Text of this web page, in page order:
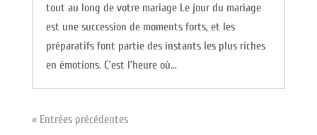
tout au long de votre mariage Le jour du mariage
est une succession de moments forts, et les
préparatifs font partie des instants les plus riches
en émotions. C’est l’heure où...
« Entrées précédentes